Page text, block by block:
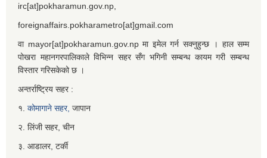
irc[at]pokharamun.gov.np,
foreignaffairs.pokharametro[at]gmail.com
वा mayor[at]pokharamun.gov.np मा इमेल गर्न सक्नुहुन्छ । हाल सम्म
पोखरा महानगरपालिकाले विभिन्न सहर सँग भगिनी सम्बन्ध कायम गरी सम्बन्ध
विस्तार गरिसकेको छ ।
अन्तर्राष्ट्रिय सहर :
१. कोमागाने सहर, जापान
२. लिंजी सहर, चीन
३. आडालर, टर्की